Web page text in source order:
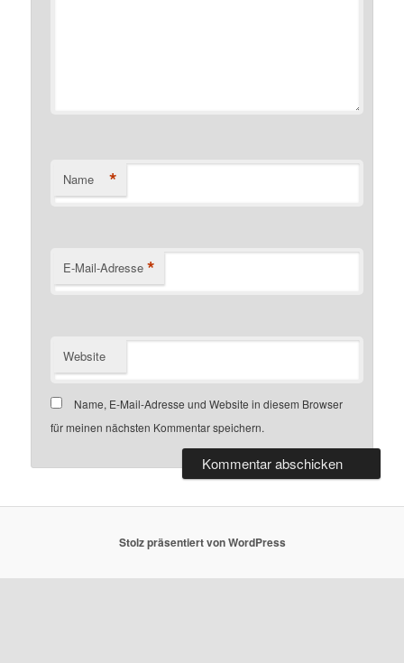
Name *
E-Mail-Adresse *
Website
Name, E-Mail-Adresse und Website in diesem Browser
für meinen nächsten Kommentar speichern.
Stolz präsentiert von WordPress